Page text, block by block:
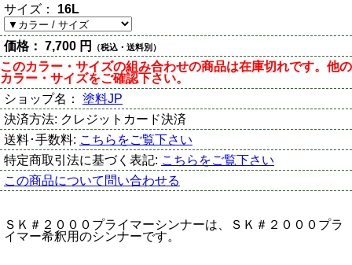
サイズ： 16L
価格： 7,700 円 （税込・送料別）
このカラー・サイズの組み合わせの商品は在庫切れです。他の
カラー・サイズをご確認下さい。
ショップ名： 塗料JP
決済方法: クレジットカード決済
送料･手数料: こちらをご覧下さい
特定商取引法に基づく表記: こちらをご覧下さい
この商品について問い合わせる
ＳＫ＃２０００プライマーシンナーは、ＳＫ＃２０００プラ
イマー希釈用のシンナーです。